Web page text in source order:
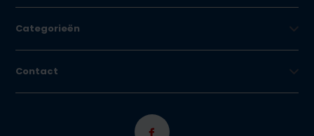
Categorieën
Contact